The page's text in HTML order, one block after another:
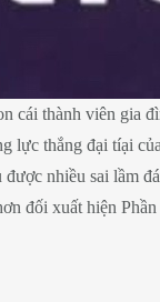
cái thành viên gia
thắng đại tíại
nhiều sai lầm
đối xuất hiện